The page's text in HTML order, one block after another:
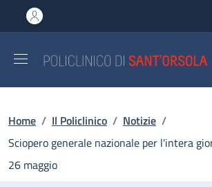
al contenuto principale
to footer content
Briciole di pane
Home / Il Policlinico / Notizie /
Sciopero generale nazionale per l'intera
26 maggio